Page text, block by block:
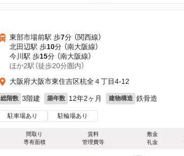
東部市場前駅 歩7分 （関西線）
北田辺駅 歩10分 （南大阪線）
今川駅 歩15分 （南大阪線）
ほか2駅（徒歩20分圏内）
大阪府大阪市東住吉区杭全４丁目4-12
総階数 3階建 築年数 12年2ヶ月 建物構造 鉄骨造
駐車場あり 駐輪場あり
間取り
専有面積
賃料
管理費等
敷金
礼金